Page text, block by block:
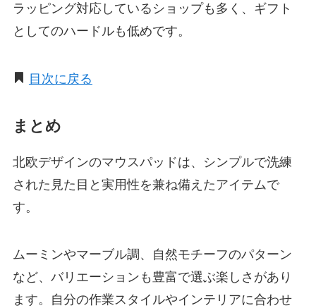
ラッピング対応しているショップも多く、ギフト
としてのハードルも低めです。
目次に戻る
まとめ
北欧デザインのマウスパッドは、シンプルで洗練
された見た目と実用性を兼ね備えたアイテムで
す。
ムーミンやマーブル調、自然モチーフのパターン
など、バリエーションも豊富で選ぶ楽しさがあり
ます。自分の作業スタイルやインテリアに合わせ